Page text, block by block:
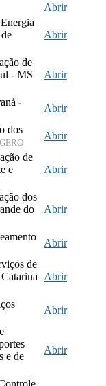
Abrir
Abrir
de
- MS - Abrir
-
Abrir
dos
Abrir
de
e
Abrir
dos
do
Abrir
Abrir
de
Abrir
Abrir
e de
Abrir